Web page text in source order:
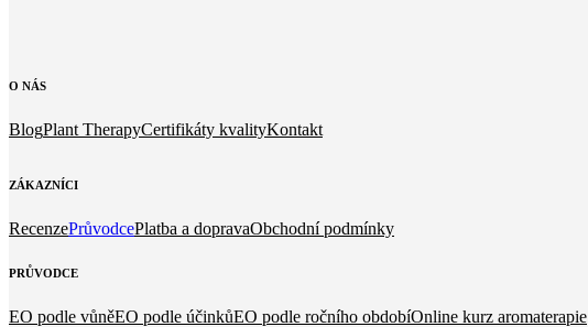
O NÁS
BlogPlant TherapyCertifikáty kvalityKontakt
ZÁKAZNÍCI
RecenzePrůvodcePlatba a dopravaObchodní podmínky
PRŮVODCE
EO podle vůněEO podle účinkůEO podle ročního obdobíOnline kurz aromaterapie